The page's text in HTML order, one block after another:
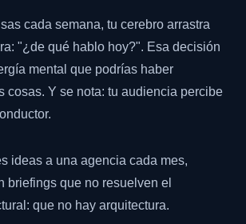
cada semana, tu cerebro arrastra
"¿de qué hablo hoy?". Esa decisión
mental que podrías haber
cosas. Y se nota: tu audiencia percibe
ideas a una agencia cada mes,
briefings que no resuelven el
que no hay arquitectura.